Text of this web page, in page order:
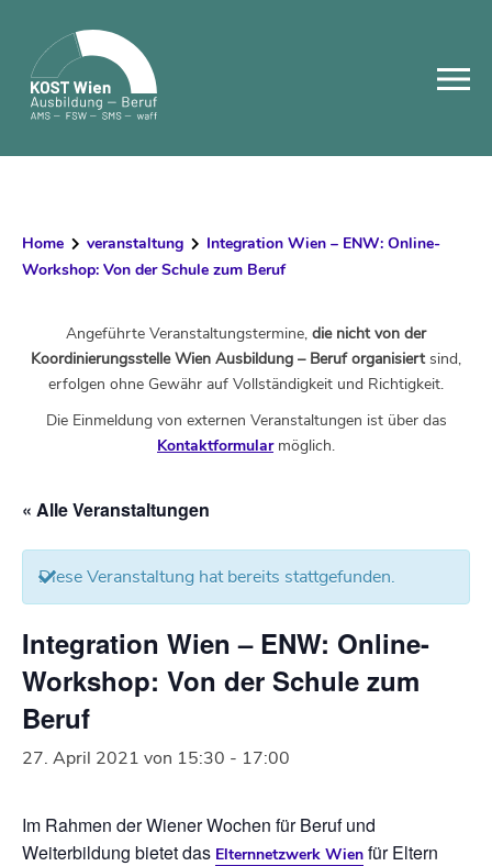
content
Home veranstaltung
Integration Wien – ENW: Online-
Workshop: Von der Schule zum Beruf
Angeführte Veranstaltungstermine, die nicht von der
Koordinierungsstelle Wien Ausbildung – Beruf organisiertsind,
erfolgen ohne Gewähr auf Vollständigkeit und Richtigkeit.
Die Einmeldung von externen Veranstaltungen ist über das
Kontaktformularmöglich.
« Alle Veranstaltungen
Diese Veranstaltung hat bereits stattgefunden.
Integration Wien – ENW: Online-
Workshop: Von der Schule zum
Beruf
27. April 2021 von 15:30 - 17:00
Im Rahmen der Wiener Wochen für Beruf und
Weiterbildung bietet das Elternnetzwerk Wien für Eltern